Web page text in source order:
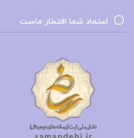
شد و چه عواملی در وقوع
می‌پردازد، بلکه به تحلیل
واکنش‌های انسانی در
دارد. این اثر، با نثری
تاریکی‌های تاریخ می‌برد و
اعتماد شما افتخار ماست